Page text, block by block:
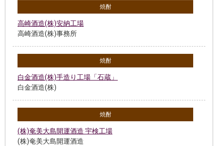
焼酎
高崎酒造(株)安納工場
高崎酒造(株)事務所
焼酎
白金酒造(株)手造り工場「石蔵」
白金酒造(株)
焼酎
(株)奄美大島開運酒造 宇検工場
(株)奄美大島開運酒造